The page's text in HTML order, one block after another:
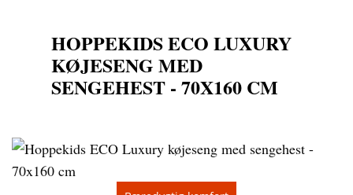
HOPPEKIDS ECO LUXURY
KØJESENG MED
SENGEHEST - 70X160 CM